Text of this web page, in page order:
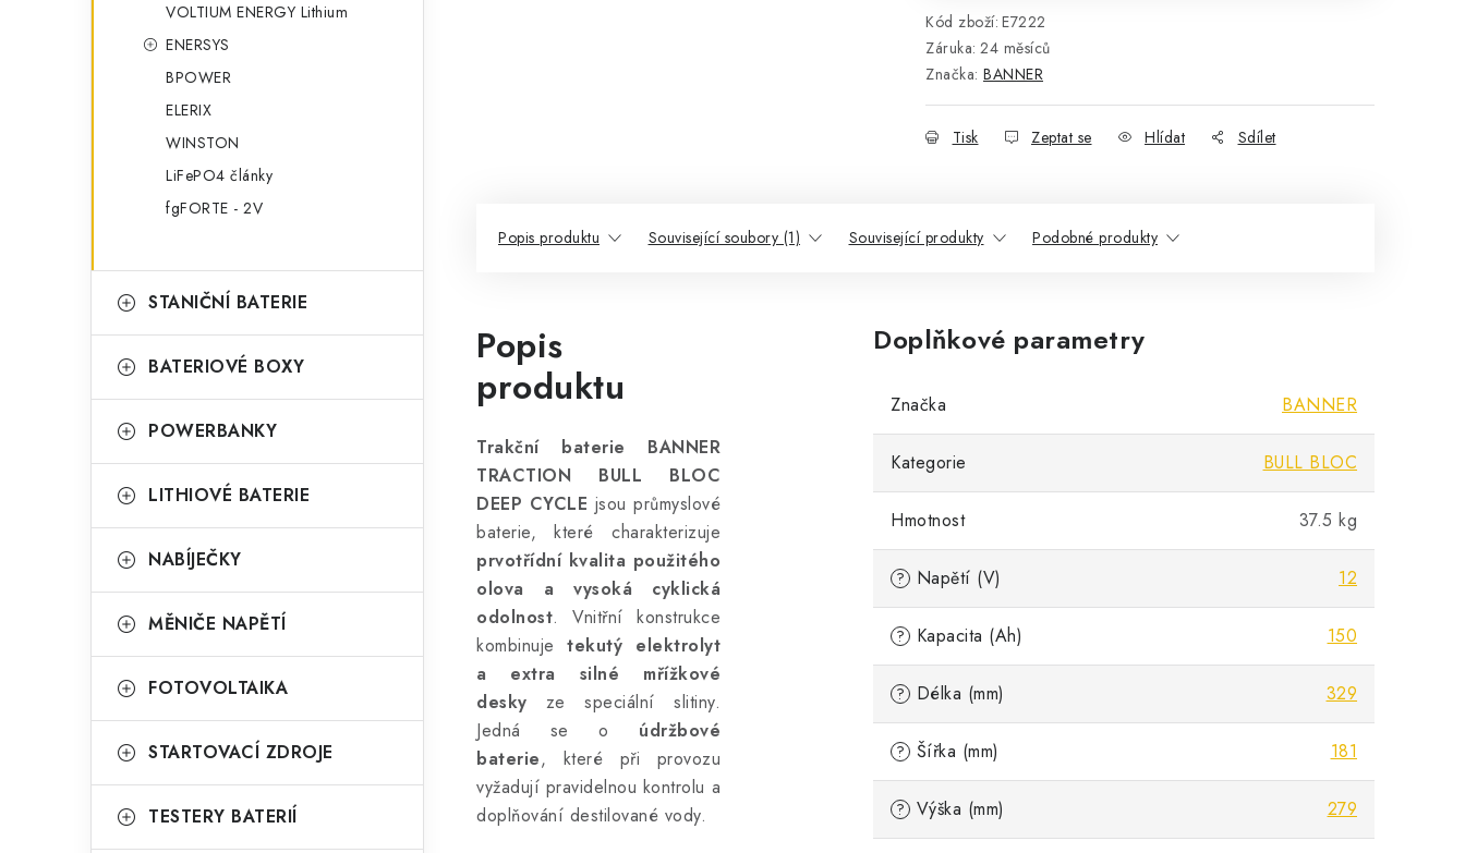
VOLTIUM ENERGY Lithium
ENERSYS
BPOWER
ELERIX
WINSTON
LiFePO4 články
fgFORTE - 2V
STANIČNÍ BATERIE
BATERIOVÉ BOXY
POWERBANKY
LITHIOVÉ BATERIE
NABÍJEČKY
MĚNIČE NAPĚTÍ
FOTOVOLTAIKA
STARTOVACÍ ZDROJE
TESTERY BATERIÍ
Kód zboží: E7222
Záruka: 24 měsíců
Značka: BANNER
Tisk Zeptat se Hlídat Sdílet
Popis produktu Související soubory (1) Související produkty Podobné produkty
Popis
produktu
Trakční baterie BANNER
TRACTION BULL BLOC
DEEP CYCLE jsou průmyslové
baterie, které charakterizuje
prvotřídní kvalita použitého
olova a vysoká cyklická
odolnost. Vnitřní konstrukce
kombinujetekutý elektrolyt
a extra silné mřížkové
desky ze speciální slitiny.
Jedná se o údržbové
baterie, které při provozu
vyžadují pravidelnou kontrolu a
doplňování destilované vody.
Doplňkové parametry
Značka BANNER
Kategorie BULL BLOC
Hmotnost 37.5 kg
? Napětí (V) 12
? Kapacita (Ah) 150
? Délka (mm) 329
? Šířka (mm) 181
? Výška (mm) 279